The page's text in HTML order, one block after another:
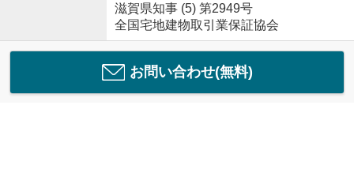
滋賀県知事 (5) 第2949号
全国宅地建物取引業保証協会
お問い合わせ(無料)